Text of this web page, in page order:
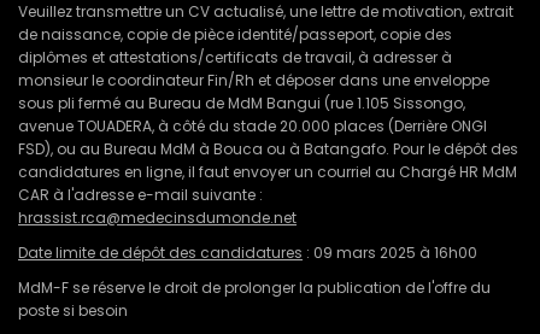
Veuillez transmettre un CV actualisé, une lettre de motivation, extrait
de naissance, copie de pièce identité/passeport, copie des
diplômes et attestations/certificats de travail, à adresser à
monsieur le coordinateur Fin/Rh et déposer dans une enveloppe
sous pli fermé au Bureau de MdM Bangui (rue 1.105 Sissongo,
avenue TOUADERA, à côté du stade 20.000 places (Derrière ONGI
FSD), ou au Bureau MdM à Bouca ou à Batangafo. Pour le dépôt des
candidatures en ligne, il faut envoyer un courriel au Chargé HR MdM
CAR à l'adresse e-mail suivante :
hrassist.rca@medecinsdumonde.net
Date limite de dépôt des candidatures : 09 mars 2025 à 16h00
MdM-F se réserve le droit de prolonger la publication de l'offre du
poste si besoin